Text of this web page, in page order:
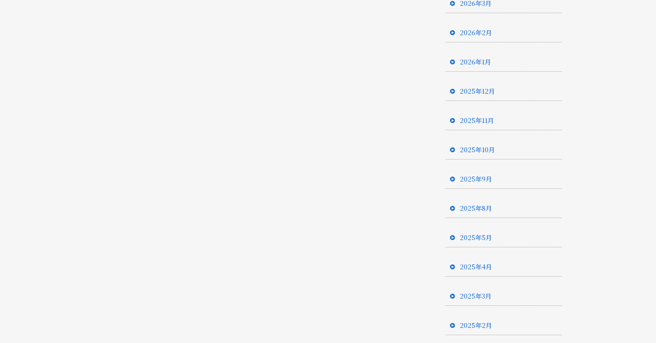
2026年3月
2026年2月
2026年1月
2025年12月
2025年11月
2025年10月
2025年9月
2025年8月
2025年5月
2025年4月
2025年3月
2025年2月